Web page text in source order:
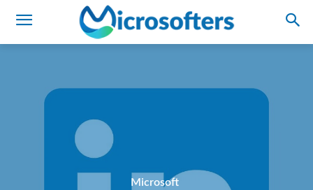
Microsoft